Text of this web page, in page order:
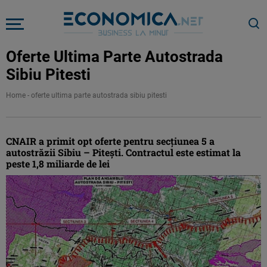
Oferte Ultima Parte Autostrada
Sibiu Pitesti
Home - oferte ultima parte autostrada sibiu pitesti
CNAIR a primit opt oferte pentru secțiunea 5 a
autostrăzii Sibiu – Pitești. Contractul este estimat la
peste 1,8 miliarde de lei